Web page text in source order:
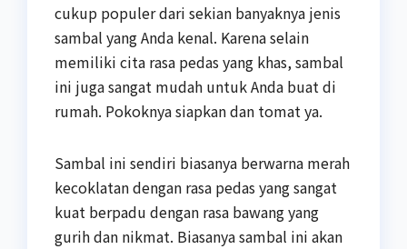
cukup populer dari sekian banyaknya jenis
sambal yang Anda kenal. Karena selain
memiliki cita rasa pedas yang khas, sambal
ini juga sangat mudah untuk Anda buat di
rumah. Pokoknya siapkan dan tomat ya.
Sambal ini sendiri biasanya berwarna merah
kecoklatan dengan rasa pedas yang sangat
kuat berpadu dengan rasa bawang yang
gurih dan nikmat. Biasanya sambal ini akan